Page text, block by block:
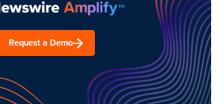
Request a Demo